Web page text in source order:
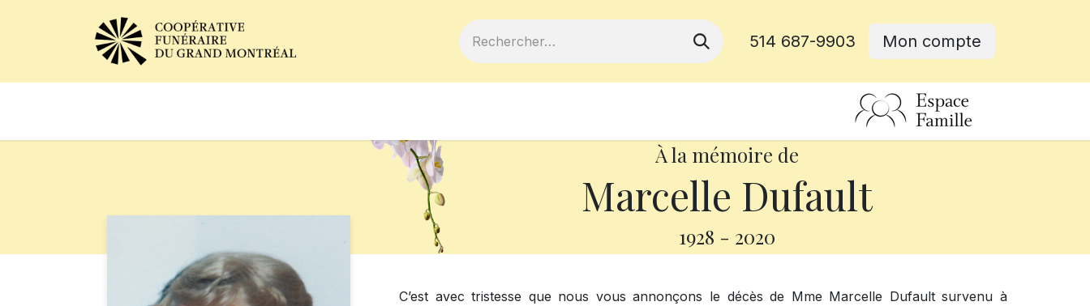
514 687-9903 Mon compte
À la mémoire de
Marcelle Dufault
1928 - 2020
C’est avec tristesse que nous vous annonçons le décès de Mme Marcelle Dufault survenu à